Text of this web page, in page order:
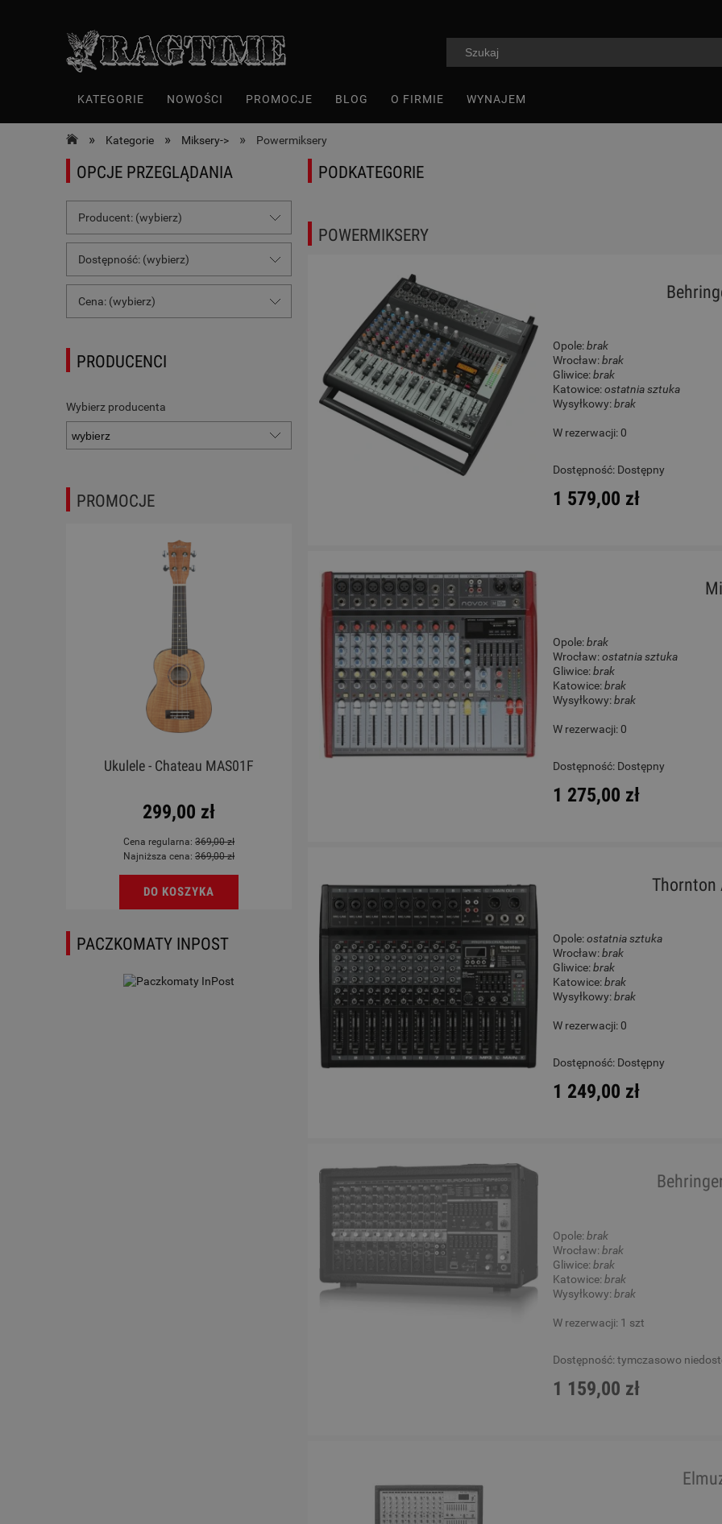
KATEGORIE NOWOŚCI PROMOCJE BLOG O FIRMIE WYNAJEM
» Kategorie » Miksery-> » Powermiksery
OPCJE PRZEGLĄDANIA
Producent: (wybierz)
Dostępność: (wybierz)
Cena: (wybierz)
PRODUCENCI
Wybierz producenta
PROMOCJE
Ukulele - Chateau MAS01F
299,00 zł
Cena regularna: 369,00 zł
Najniższa cena: 369,00 zł
DO KOSZYKA DO KOSZYKA
Gitara Akustyczna - Chateau
12-string Natural
DO KOSZYKA
PACZKOMATY INPOST
PODKATEGORIE
POWERMIKSERY
Opole:brak
Wrocław:brak
Gliwice:brak
Katowice:ostatnia sztuka
Wysyłkowy:brak
W rezerwacji: 0
Dostępność: Dostępny
1 579,00 zł
Opole:brak
Wrocław:ostatnia sztuka
Gliwice:brak
Katowice:brak
Wysyłkowy:brak
W rezerwacji: 0
Dostępność: Dostępny
1 275,00 zł
Thornton
Opole:ostatnia sztuka
Wrocław:brak
Gliwice:brak
Katowice:brak
Wysyłkowy:brak
W rezerwacji: 0
Dostępność: Dostępny
1 249,00 zł
Opole:brak
Wrocław:brak
Gliwice:brak
Katowice:brak
Wysyłkowy:brak
W rezerwacji: 1 szt
Dostępność: tymczasowo
1 159,00 zł